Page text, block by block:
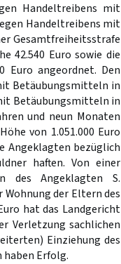
Handeltreibens mit
Handeltreibens mit
Gesamtfreiheitsstrafe
42.540 Euro sowie die
Euro angeordnet. Den
Betäubungsmitteln in
Betäubungsmitteln in
und neun Monaten
von 1.051.000 Euro
Angeklagten bezüglich
haften. Von einer
des Angeklagten S.
Wohnung der Eltern des
hat das Landgericht
Verletzung sachlichen
Einziehung des
haben Erfolg.